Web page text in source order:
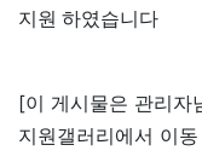
지원 하였습니다
[이 게시물은 관리
지원갤러리에서 이